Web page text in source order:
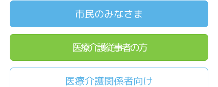
市民のみなさま
医療介護従事者の方
医療介護関係者向け